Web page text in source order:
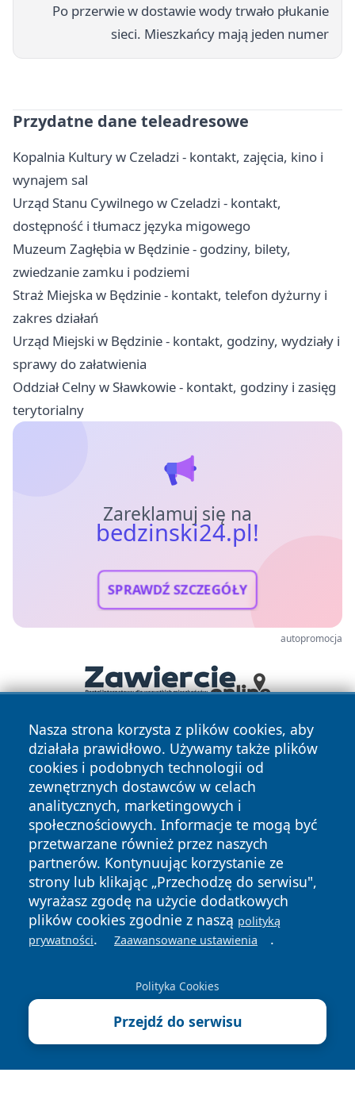
Po przerwie w dostawie wody trwało płukanie
sieci. Mieszkańcy mają jeden numer
Przydatne dane teleadresowe
Kopalnia Kultury w Czeladzi - kontakt, zajęcia, kino i
wynajem sal
Urząd Stanu Cywilnego w Czeladzi - kontakt,
dostępność i tłumacz języka migowego
Muzeum Zagłębia w Będzinie - godziny, bilety,
zwiedzanie zamku i podziemi
Straż Miejska w Będzinie - kontakt, telefon dyżurny i
zakres działań
Urząd Miejski w Będzinie - kontakt, godziny, wydziały i
sprawy do załatwienia
Oddział Celny w Sławkowie - kontakt, godziny i zasięg
terytorialny
Zareklamuj się na
bedzinski24.pl!
SPRAWDŹ SZCZEGÓŁY
autopromocja
Nasza strona korzysta z plików cookies, aby
działała prawidłowo. Używamy także plików
cookies i podobnych technologii od
zewnętrznych dostawców w celach
analitycznych, marketingowych i
społecznościowych. Informacje te mogą być
przetwarzane również przez naszych
partnerów. Kontynuując korzystanie ze
strony lub klikając „Przechodzę do serwisu",
wyrażasz zgodę na użycie dodatkowych
plików cookies zgodnie z naszą polityką
prywatności. Zaawansowane ustawienia .
Polityka Cookies
Przejdź do serwisu
Copyright © 2026 bedzinski24.pl Wszystkie prawa
zastrzeżone.
News Autorzy
Polityka
Prywatności
Polityka
Cookies